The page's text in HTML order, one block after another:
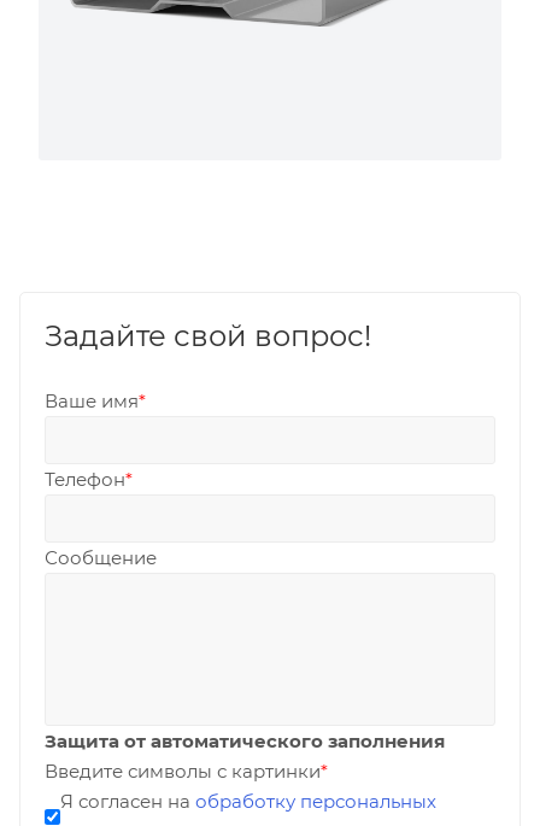
Задайте свой вопрос!
Ваше имя*
Телефон*
Сообщение
Защита от автоматического заполнения
Введите символы с картинки*
Я согласен на обработку персональных